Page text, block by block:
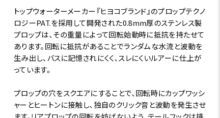
トップウォーターメーカー『ヒヨコブランド』のプロップテクノ
ロジーPAT.を採用して開発された0.8mm厚のステンレス製
プロップは、その重量によって回転始動時に抵抗を持たせて
あります。回転に抵抗があることでランダムな水流と波動を
生み出し、バスに記憶されにくく、スレにくいルアーに仕上が
っています。
プロップの穴をスクエアにすることで、回転時にカップワッシ
ャーとヒートンに接触し、独自のクリック音と波動を発生させ